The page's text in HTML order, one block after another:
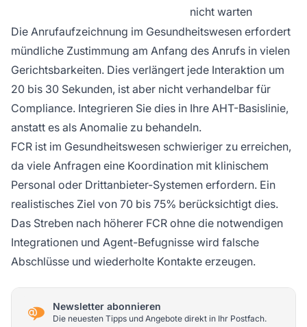
nicht warten
Die Anrufaufzeichnung im Gesundheitswesen erfordert
mündliche Zustimmung am Anfang des Anrufs in vielen
Gerichtsbarkeiten. Dies verlängert jede Interaktion um
20 bis 30 Sekunden, ist aber nicht verhandelbar für
Compliance. Integrieren Sie dies in Ihre AHT-Basislinie,
anstatt es als Anomalie zu behandeln.
FCR ist im Gesundheitswesen schwieriger zu erreichen,
da viele Anfragen eine Koordination mit klinischem
Personal oder Drittanbieter-Systemen erfordern. Ein
realistisches Ziel von 70 bis 75% berücksichtigt dies.
Das Streben nach höherer FCR ohne die notwendigen
Integrationen und Agent-Befugnisse wird falsche
Abschlüsse und wiederholte Kontakte erzeugen.
Newsletter abonnieren
Die neuesten Tipps und Angebote direkt in Ihr Postfach.